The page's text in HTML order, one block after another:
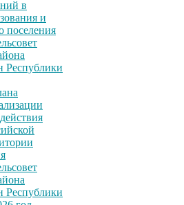
в
и
поселения
Республики
Республики